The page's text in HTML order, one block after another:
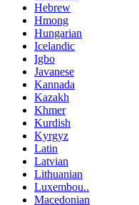
Hebrew
Hmong
Hungarian
Icelandic
Igbo
Javanese
Kannada
Kazakh
Khmer
Kurdish
Kyrgyz
Latin
Latvian
Lithuanian
Luxembou..
Macedonian